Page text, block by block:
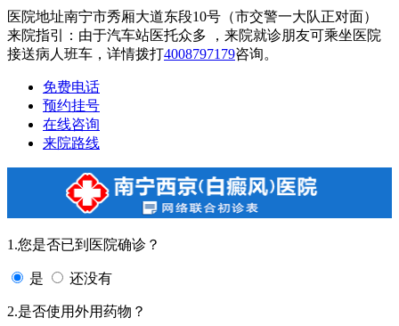
医院地址南宁市秀厢大道东段10号（市交警一大队正对面）
来院指引：由于汽车站医托众多 ，来院就诊朋友可乘坐医院
接送病人班车，详情拨打4008797179咨询。
免费电话
预约挂号
在线咨询
来院路线
1.您是否已到医院确诊？
是 还没有
2.是否使用外用药物？